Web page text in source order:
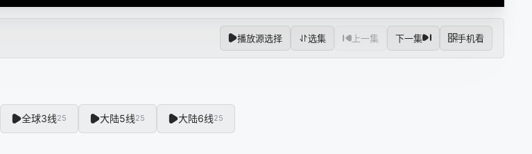
播放源选择 选集 上一集 下一集 手机看
全球3线25 大陆5线25 大陆6线25